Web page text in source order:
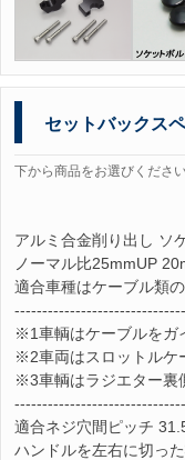
セットバックス
下から商品をお選びくださ
アルミ合金削り出し ソ
ノーマル比25mmUP
適合車種はケーブル類
※1車輌はケーブルをガ
※2車両はスロットルケ
※3車輌はラジエター裏
適合ネジ穴間ピッチ
ハンドルを左右に切っ